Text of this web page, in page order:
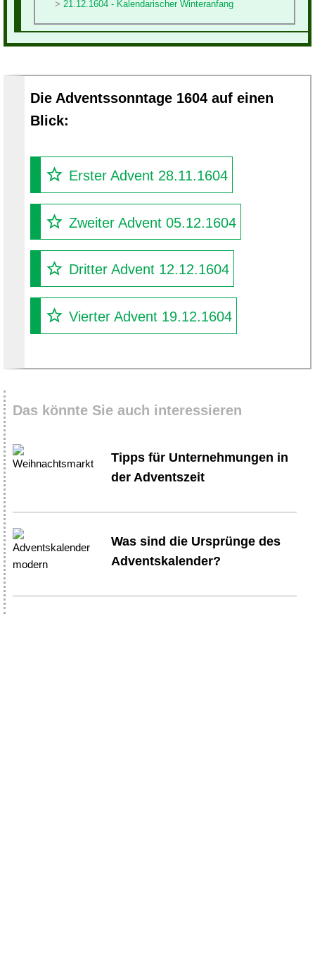
21.12.1604 - Kalendarischer Winteranfang
Die Adventssonntage 1604 auf einen
Blick:
Erster Advent 28.11.1604
Zweiter Advent 05.12.1604
Dritter Advent 12.12.1604
Vierter Advent 19.12.1604
Das könnte Sie auch interessieren
Tipps für Unternehmungen in
der Adventszeit
Was sind die Ursprünge des
Adventskalender?